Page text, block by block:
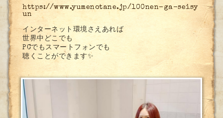
https://www.yumenotane.jp/100nen-ga-seisy
un
インターネット環境さえあれば
世界中どこでも
PCでもスマートフォンでも
聴くことができます✨